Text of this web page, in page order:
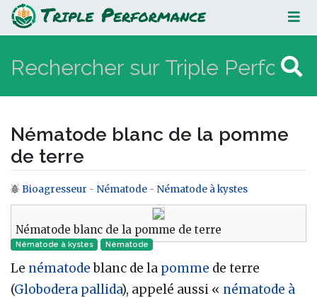
Nématode blanc de la pomme de
terre
Nématode blanc de la pomme
de terre
Aller à :navigation,rechercher
Bioagresseur - Nématode - Nématode à kystes
Nématode blanc de la pomme de terre
Nématode à kystes Nématode‎
Le nématodeblanc de la pomme de terre
(Globodera pallida), appelé aussi « nématode à